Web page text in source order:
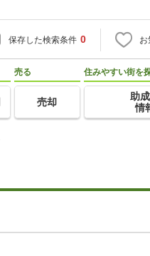
保存した検索条件 0 お
売る
売却
住みやすい街を
助
情